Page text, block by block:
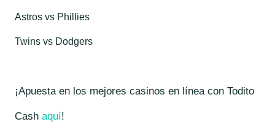
Astros vs Phillies
Twins vs Dodgers
¡Apuesta en los mejores casinos en línea con Todito
Cash aquí!